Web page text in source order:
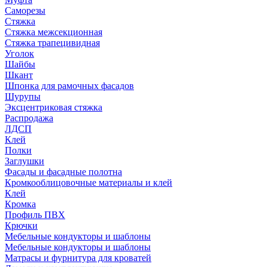
Саморезы
Стяжка
Стяжка межсекционная
Стяжка трапецивидная
Уголок
Шайбы
Шкант
Шпонка для рамочных фасадов
Шурупы
Эксцентриковая стяжка
Распродажа
ЛДСП
Клей
Полки
Заглушки
Фасады и фасадные полотна
Кромкооблицовочные материалы и клей
Клей
Кромка
Профиль ПВХ
Крючки
Мебельные кондукторы и шаблоны
Мебельные кондукторы и шаблоны
Матрасы и фурнитура для кроватей